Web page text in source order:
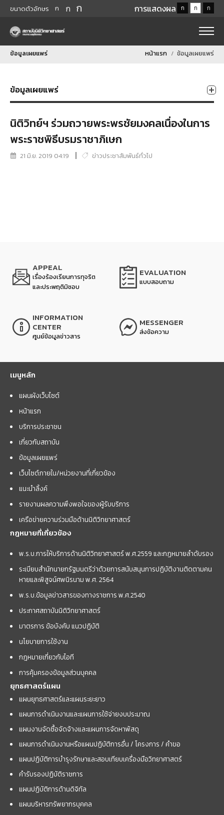
ขนาดตัวอักษร ก ก ก การแสดงผล ก ก ก
ข้อมูลเผยแพร่ หน้าแรก ข้อมูลเผยแพร่
ข้อมูลเผยแพร่
นิติวิทย์ฯ ร่วมถวายพระพรชัยมงคลเนื่องในการ
พระราชพิธีบรมราชาภิเษก
21 มิ.ย. 2019 04:19 ข่าวประชาสัมพันธ์ทั่วไป
APPEAL
เรื่องร้องเรียนการทุจริต
และประพฤติมิชอบ
EVALUATION
แบบสอบถาม
INFORMATION
CENTER
ศูนย์ข้อมูลข่าวสาร
MESSENGER
ส่งข้อความ
เมนูหลัก
แผนผังเว็บไซต์
หน้าแรก
บริการประชาชน
เกี่ยวกับสถาบัน
ข้อมูลเผยแพร่
เว็บไซต์ภายใน/หน่วยงานที่เกี่ยวข้อง
แนะนำลิ้งค์
รายงานผลความพึงพอใจของผู้รับบริการ
เครือข่ายความร่วมมือด้านนิติวิทยาศาสตร์
กฎหมายที่เกี่ยวข้อง
พ.ร.บ.การให้บริการด้านนิติวิทยาศาสตร์ พ.ศ.2559 และกฏหมายลำดับรอง
ระเบียบสำนักนายกรัฐมนตรีว่าด้วยการสนับสนุนการปฏิบัติงานติดตามคน
หายและพิสูจน์ศพนิรนาม พ.ศ. 2564
พ.ร.บ.ข้อมูลข่าวสารของทางราชการ พ.ศ.2540
ประกาศสถาบันนิติวิทยาศาสตร์
มาตรการ ข้อบังคับ แนวปฏิบัติ
นโยบายการใช้งาน
กฎหมายเกี่ยวกับไอที
การคุ้มครองข้อมูลส่วนบุคคล
ยุทธศาสตร์แผน
แผนยุทธศาสตร์และแผนระยะยาว
แผนการดำเนินงานและแผนการใช้จ่ายงบประมาณ
แผนงานจัดซื้อจัดจ้างและแผนการจัดหาพัสดุ
แผนการดำเนินงานหรือแผนปฏิบัติการอื่น / โครงการ / คำขอ
แผนปฏิบัติการบำรุงรักษาและสอบเทียบเครื่องมือวิทยาศาสตร์
คำรับรองปฏิบัติราชการ
แผนปฏิบัติการด้านดิจิทัล
แผนบริหารทรัพยากรบุคคล